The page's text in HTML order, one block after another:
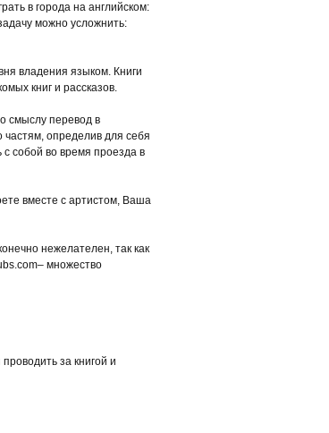
в города на английском:
можно усложнить:
владения языком. Книги
книг и рассказов.
смыслу перевод в
определив для себя
собой во время проезда в
вместе с артистом, Ваша
нежелателен, так как
множество
за книгой и